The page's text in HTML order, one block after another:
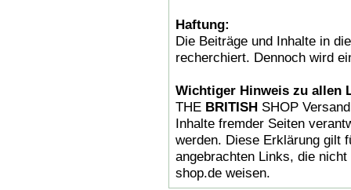
Haftung:
Die Beiträge und Inhalte in
recherchiert. Dennoch wird
Wichtiger Hinweis zu allen
THE BRITISH SHOP
Inhalte fremder Seiten
werden. Diese Erklärung gilt
angebrachten Links, die
shop.de weisen.